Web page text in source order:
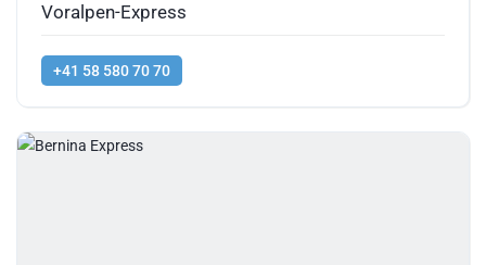
Voralpen-Express
+41 58 580 70 70